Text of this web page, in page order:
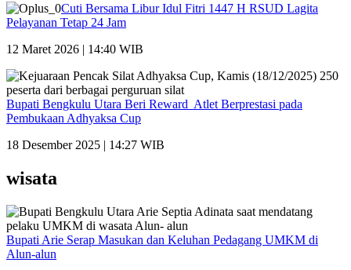
Cuti Bersama Libur Idul Fitri 1447 H RSUD Lagita
Pelayanan Tetap 24 Jam
12 Maret 2026 | 14:40 WIB
Bupati Bengkulu Utara Beri Reward Atlet Berprestasi pada
Pembukaan Adhyaksa Cup
18 Desember 2025 | 14:27 WIB
wisata
Bupati Arie Serap Masukan dan Keluhan Pedagang UMKM di
Alun-alun